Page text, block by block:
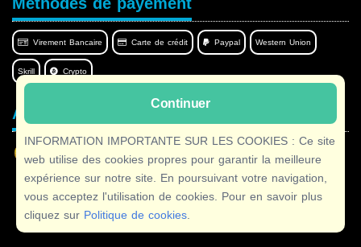
Continuer
INFORMATION IMPORTANTE SUR LES COOKIES : Ce site
web utilise des cookies propres pour garantir la meilleure
expérience sur notre site. En poursuivant votre navigation,
vous acceptez l'utilisation de cookies. Pour en savoir plus
cliquez sur Politique de cookies
Virement Bancaire Carte de crédit Paypal Western Union
Skrill Crypto
Afilnet dans votre langue
Copyright © 2026 Afilnet· Tous droits réservés